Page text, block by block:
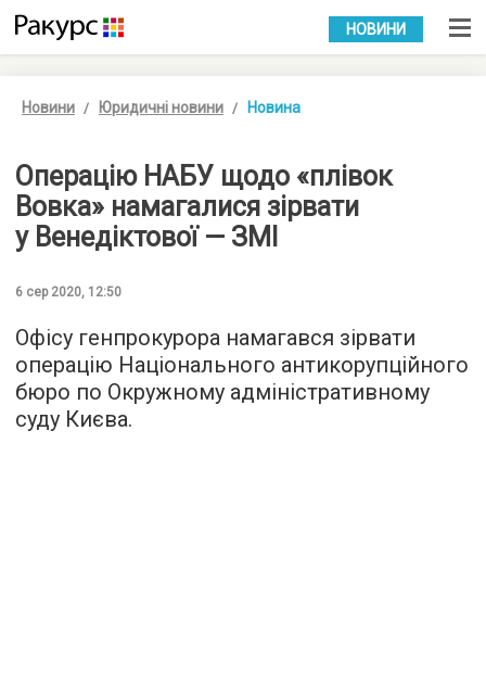
УКР РУС
НОВИНИ
Новини Юридичні новини Новина
Операцію НАБУ щодо «плівок
Вовка» намагалися зірвати
у Венедіктової — ЗМІ
6 сер 2020, 12:50
Офісу генпрокурора намагався зірвати
операцію Національного антикорупційного
бюро по Окружному адміністративному
суду Києва.